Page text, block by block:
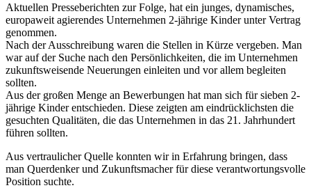
Aktuellen Presseberichten zur Folge, hat ein junges, dynamisches,
europaweit agierendes Unternehmen 2-jährige Kinder unter Vertrag
genommen.
Nach der Ausschreibung waren die Stellen in Kürze vergeben. Man
war auf der Suche nach den Persönlichkeiten, die im Unternehmen
zukunftsweisende Neuerungen einleiten und vor allem begleiten
sollten.
Aus der großen Menge an Bewerbungen hat man sich für sieben 2-
jährige Kinder entschieden. Diese zeigten am eindrücklichsten die
gesuchten Qualitäten, die das Unternehmen in das 21. Jahrhundert
führen sollten.
Aus vertraulicher Quelle konnten wir in Erfahrung bringen, dass
man Querdenker und Zukunftsmacher für diese verantwortungsvolle
Position suchte.